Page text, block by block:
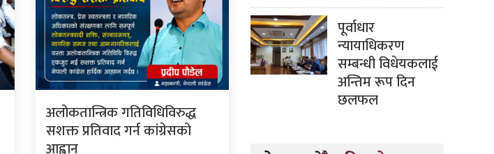
अलोकतान्त्रिक गतिविधिविरुद्ध
सशक्त प्रतिवाद गर्न कांग्रेसको
आह्वान
पूर्वाधार
न्यायाधिकरण
सम्बन्धी विधेयकलाई
अन्तिम रूप दिन
छलफल